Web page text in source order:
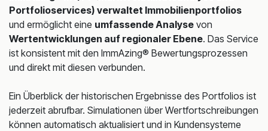
Portfolioservices) verwaltet Immobilienportfolios
und ermöglicht eine umfassende Analyse von
Wertentwicklungen auf regionaler Ebene. Das Service
ist konsistent mit den ImmAzing® Bewertungsprozessen
und direkt mit diesen verbunden.
Ein Überblick der historischen Ergebnisse des Portfolios ist
jederzeit abrufbar. Simulationen über Wertfortschreibungen
können automatisch aktualisiert und in Kundensysteme